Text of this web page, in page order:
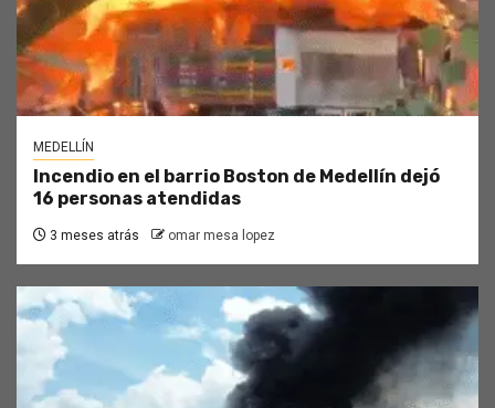
MEDELLÍN
Incendio en el barrio Boston de Medellín dejó
16 personas atendidas
3 meses atrás omar mesa lopez